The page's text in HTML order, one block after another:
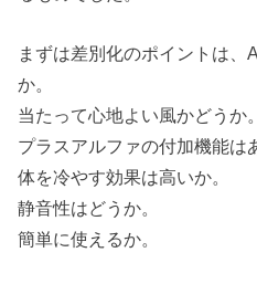
まずは差別化のポイントは
か。
当たって心地よい風かどうか。
プラスアルファの付加機能は
体を冷やす効果は高いか。
静音性はどうか。
簡単に使えるか。